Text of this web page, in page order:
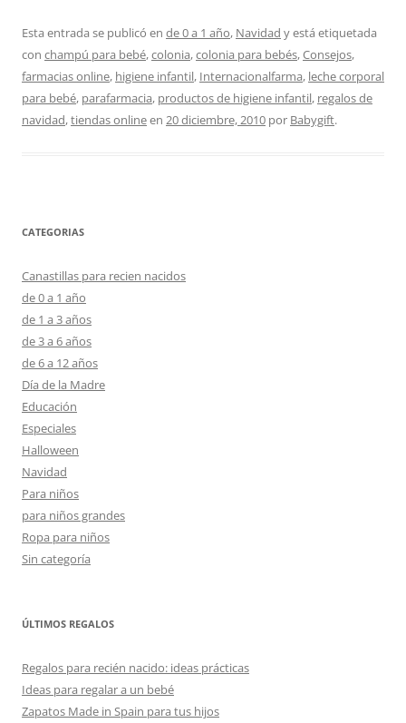
Esta entrada se publicó en de 0 a 1 año, Navidad y está etiquetada
con champú para bebé,colonia,colonia para bebés,Consejos,
farmacias online, higiene infantil, Internacionalfarma, leche corporal
para bebé, parafarmacia, productos de higiene infantil, regalos de
navidad,tiendas onlineen 20 diciembre, 2010 por Babygift.
CATEGORIAS
Canastillas para recien nacidos
de 0 a 1 año
de 1 a 3 años
de 3 a 6 años
de 6 a 12 años
Día de la Madre
Educación
Especiales
Halloween
Navidad
Para niños
para niños grandes
Ropa para niños
Sin categoría
ÚLTIMOS REGALOS
Regalos para recién nacido: ideas prácticas
Ideas para regalar a un bebé
Zapatos Made in Spain para tus hijos